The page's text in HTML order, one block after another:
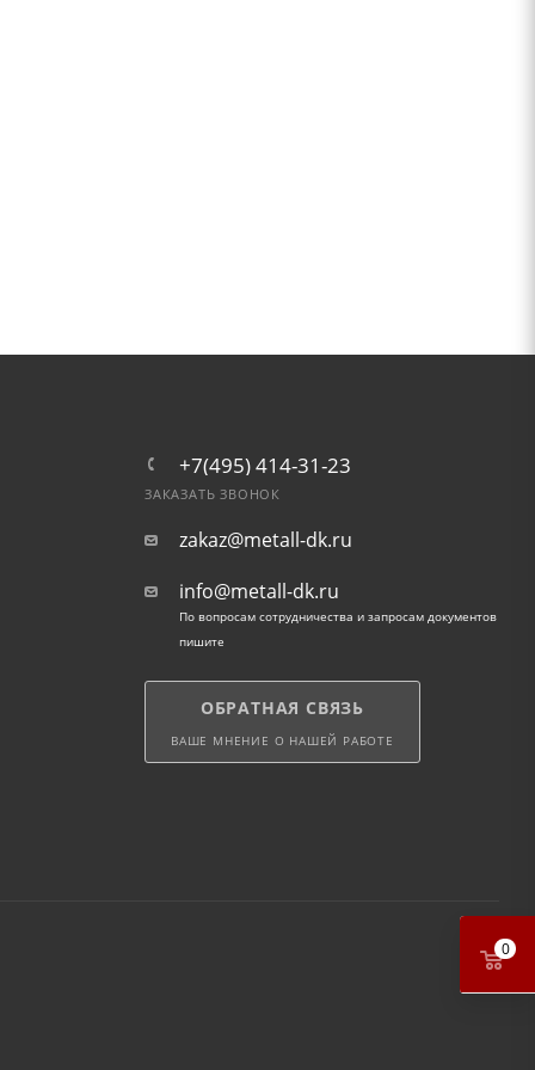
+7(495) 414-31-23
ЗАКАЗАТЬ ЗВОНОК
zakaz@metall-dk.ru
info@metall-dk.ru
По вопросам сотрудничества и запросам документов
пишите
ОБРАТНАЯ СВЯЗЬ
ВАШЕ МНЕНИЕ О НАШЕЙ РАБОТЕ
0